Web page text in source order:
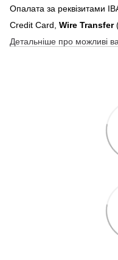
Опалата за реквізитами
Credit Card, Wire Transfer
Детальніше про можливі